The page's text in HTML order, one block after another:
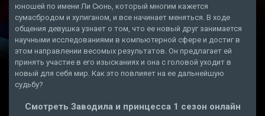
юношей по имени Ли Сюнь, который многим кажется
сумасбродом и хулиганом, и все начинает меняться. В ходе
общения девушка узнает о том, что ее новый друг занимается
научными исследованиями в компьютерной сфере и достиг в
этом направлении весомых результатов. Он предлагает ей
принять участие в его изысканиях и она с головой уходит в
новый для себя мир. Как это повлияет на ее дальнейшую
судьбу?
Смотреть Заводила и принцесса 1 сезон онлайн